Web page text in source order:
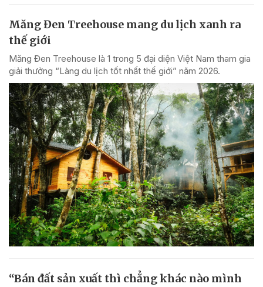
Măng Đen Treehouse mang du lịch xanh ra
thế giới
Măng Đen Treehouse là 1 trong 5 đại diện Việt Nam tham gia
giải thưởng “Làng du lịch tốt nhất thế giới” năm 2026.
“Bán đất sản xuất thì chẳng khác nào mình